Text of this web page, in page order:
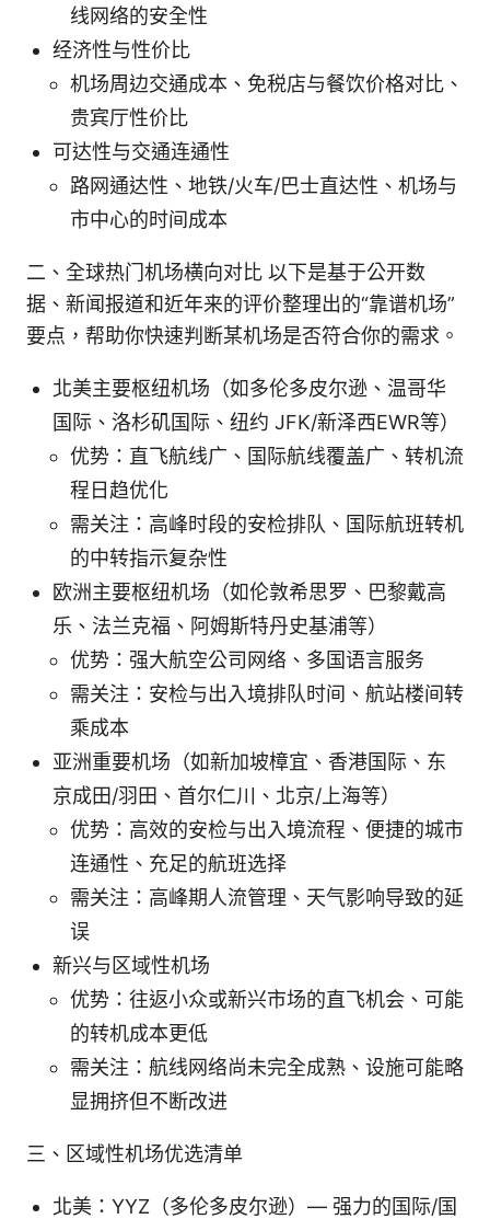
线网络的安全性
经济性与性价比
机场周边交通成本、免税店与餐饮价格对比、
贵宾厅性价比
可达性与交通连通性
路网通达性、地铁/火车/巴士直达性、机场与
市中心的时间成本
二、全球热门机场横向对比 以下是基于公开数
据、新闻报道和近年来的评价整理出的“靠谱机场”
要点，帮助你快速判断某机场是否符合你的需求。
北美主要枢纽机场（如多伦多皮尔逊、温哥华
国际、洛杉矶国际、纽约 JFK/新泽西EWR等）
优势：直飞航线广、国际航线覆盖广、转机流
程日趋优化
需关注：高峰时段的安检排队、国际航班转机
的中转指示复杂性
欧洲主要枢纽机场（如伦敦希思罗、巴黎戴高
乐、法兰克福、阿姆斯特丹史基浦等）
优势：强大航空公司网络、多国语言服务
需关注：安检与出入境排队时间、航站楼间转
乘成本
亚洲重要机场（如新加坡樟宜、香港国际、东
京成田/羽田、首尔仁川、北京/上海等）
优势：高效的安检与出入境流程、便捷的城市
连通性、充足的航班选择
需关注：高峰期人流管理、天气影响导致的延
误
新兴与区域性机场
优势：往返小众或新兴市场的直飞机会、可能
的转机成本更低
需关注：航线网络尚未完全成熟、设施可能略
显拥挤但不断改进
三、区域性机场优选清单
北美：YYZ（多伦多皮尔逊）— 强力的国际/国